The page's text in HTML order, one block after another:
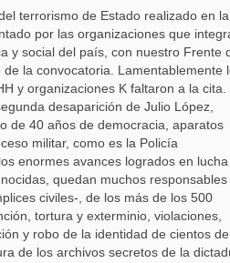
terrorismo de Estado realizado en la
por las organizaciones que
y social del país, con nuestro Frente
de la convocatoria. Lamentablemente
y organizaciones K faltaron a la cita.
desaparición de Julio López,
de 40 años de democracia, aparatos
militar, como es la Policía
enormes avances logrados en lucha
quedan muchos responsables
civiles-, de los más de los 500
tortura y exterminio, violaciones,
y robo de la identidad de cientos de
de los archivos secretos de la